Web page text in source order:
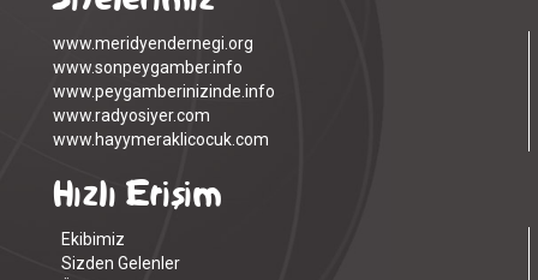
www.meridyendernegi.org
www.sonpeygamber.info
www.peygamberinizinde.info
www.radyosiyer.com
www.hayymeraklicocuk.com
Hızlı Erişim
Ekibimiz
Sizden Gelenler